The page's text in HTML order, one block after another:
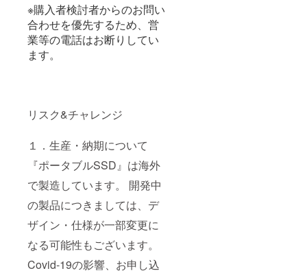
※購入者検討者からのお問い
合わせを優先するため、営
業等の電話はお断りしてい
ます。
リスク&チャレンジ
１．生産・納期について
『ポータブルSSD』は海外
で製造しています。 開発中
の製品につきましては、デ
ザイン・仕様が一部変更に
なる可能性もございます。
Covid-19の影響、お申し込